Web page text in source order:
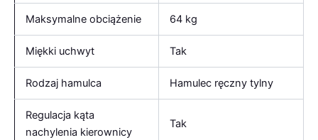
Maksymalne obciążenie 64 kg
Miękki uchwyt Tak
Rodzaj hamulca Hamulec ręczny tylny
Regulacja kąta
nachylenia kierownicy
Tak